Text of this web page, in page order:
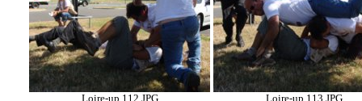
Loire-up 112.JPG Loire-up 113.JPG